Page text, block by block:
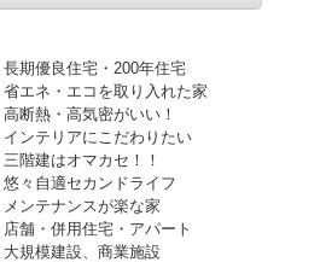
長期優良住宅・200年住宅
省エネ・エコを取り入れた家
高断熱・高気密がいい！
インテリアにこだわりたい
三階建はオマカセ！！
悠々自適セカンドライフ
メンテナンスが楽な家
店舗・併用住宅・アパート
大規模建設、商業施設